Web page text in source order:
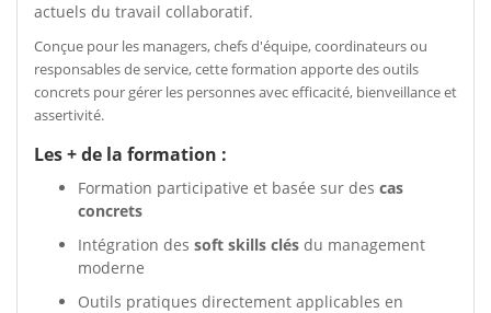
actuels du travail collaboratif.
Conçue pour les managers, chefs d'équipe, coordinateurs ou
responsables de service, cette formation apporte des outils
concrets pour gérer les personnes avec efficacité, bienveillance et
assertivité.
Les + de la formation :
Formation participative et basée sur des cas
concrets
Intégration des soft skills clés du management
moderne
Outils pratiques directement applicables en